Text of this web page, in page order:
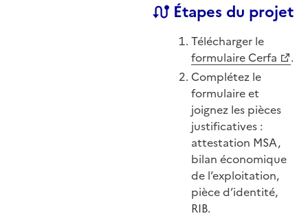
Étapes du projet
Télécharger le
formulaire Cerfa
.
Complétez le
formulaire et
joignez les pièces
justificatives :
attestation MSA,
bilan économique
de l’exploitation,
pièce d’identité,
RIB.